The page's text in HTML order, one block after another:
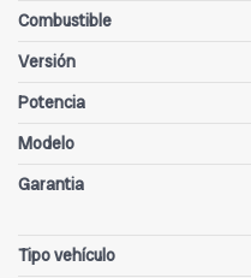
Combustible
Versión
Potencia
Modelo
Garantia
Tipo vehículo